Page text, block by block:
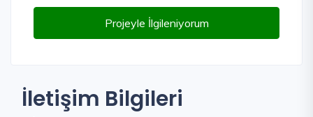
Projeyle İlgileniyorum
İletişim Bilgileri